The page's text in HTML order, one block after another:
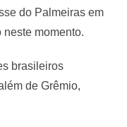
do Palmeiras em
momento.
brasileiros
de Grêmio,